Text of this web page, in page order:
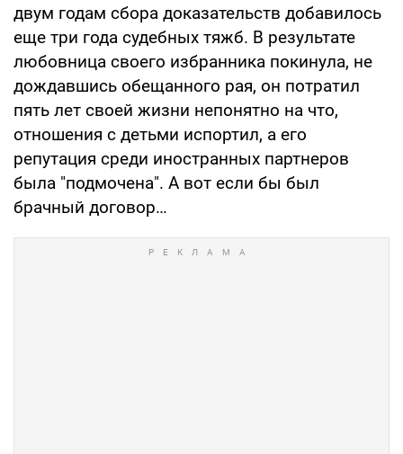
двум годам сбора доказательств добавилось
еще три года судебных тяжб. В результате
любовница своего избранника покинула, не
дождавшись обещанного рая, он потратил
пять лет своей жизни непонятно на что,
отношения с детьми испортил, а его
репутация среди иностранных партнеров
была "подмочена". А вот если бы был
брачный договор…